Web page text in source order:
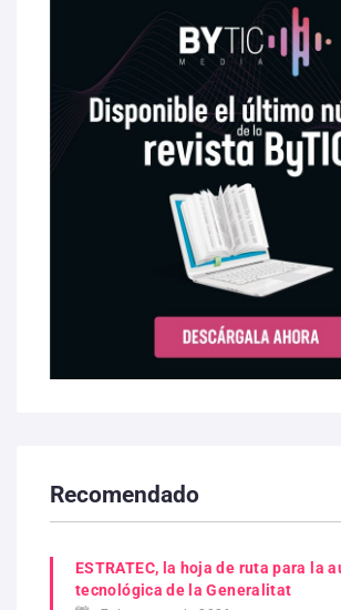
Recomendado
ESTRATEC, la hoja de ruta para la
tecnológica de la Generalitat